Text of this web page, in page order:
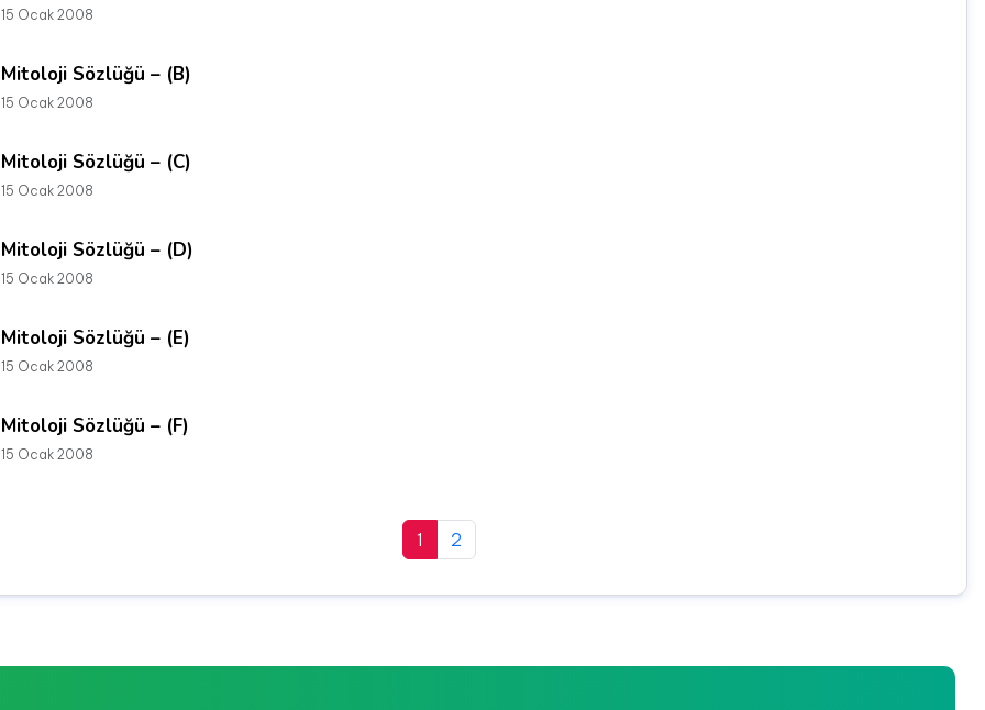
15 Ocak 2008
Mitoloji Sözlüğü – (B)
15 Ocak 2008
Mitoloji Sözlüğü – (C)
15 Ocak 2008
Mitoloji Sözlüğü – (D)
15 Ocak 2008
Mitoloji Sözlüğü – (E)
15 Ocak 2008
Mitoloji Sözlüğü – (F)
15 Ocak 2008
1 2